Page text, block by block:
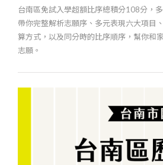
台南區免試入學超額比序總積分108分，
帶你完整解析志願序、多元表現六大項目
算方式，以及同分時的比序順序，幫你和
志願。